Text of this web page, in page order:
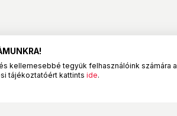
kellemesebbé tegyük felhasználóink számára a
tájékoztatóért kattints ide.